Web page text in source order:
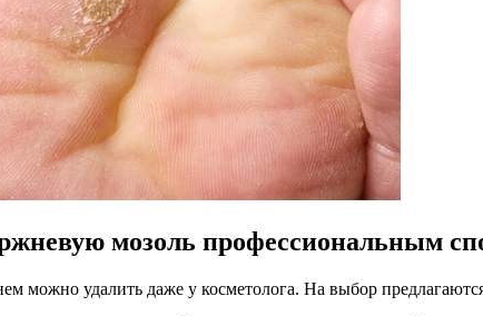
мозоль профессиональным
можно удалить даже у косметолога. На выбор